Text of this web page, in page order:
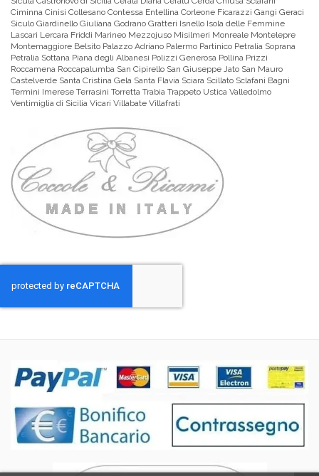
Ciminna Cinisi Collesano Contessa Entellina Corleone Ficarazzi Gangi Geraci
Siculo Giardinello Giuliana Godrano Gratteri Isnello Isola delle Femmine
Lascari Lercara Friddi Marineo Mezzojuso Misilmeri Monreale Montelepre
Montemaggiore Belsito Palazzo Adriano Palermo Partinico Petralia Soprana
Petralia Sottana Piana degli Albanesi Polizzi Generosa Pollina Prizzi
Roccamena Roccapalumba San Cipirello San Giuseppe Jato San Mauro
Castelverde Santa Cristina Gela Santa Flavia Sciara Scillato Sclafani Bagni
Termini Imerese Terrasini Torretta Trabia Trappeto Ustica Valledolmo
Ventimiglia di Sicilia Vicari Villabate Villafrati